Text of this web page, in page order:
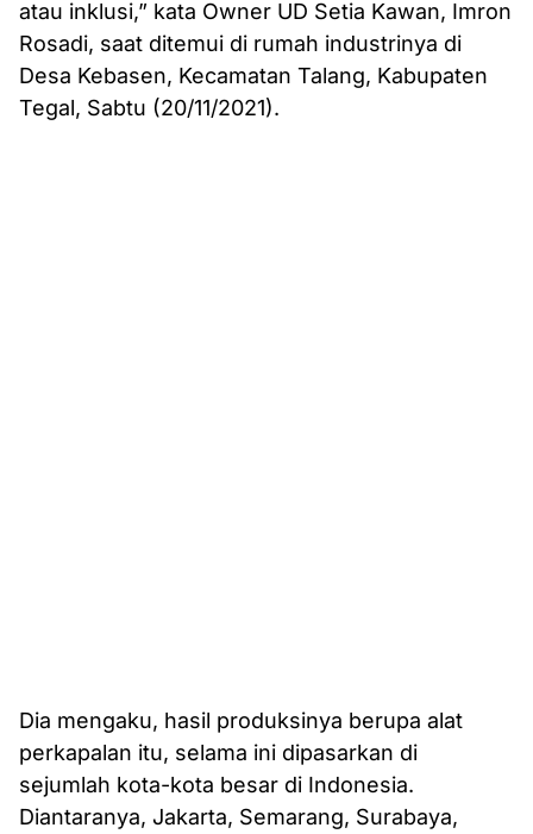
atau inklusi,” kata Owner UD Setia Kawan, Imron
Rosadi, saat ditemui di rumah industrinya di
Desa Kebasen, Kecamatan Talang, Kabupaten
Tegal, Sabtu (20/11/2021).
Dia mengaku, hasil produksinya berupa alat
perkapalan itu, selama ini dipasarkan di
sejumlah kota-kota besar di Indonesia.
Diantaranya, Jakarta, Semarang, Surabaya,